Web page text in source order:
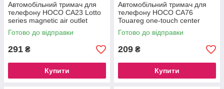
Автомобільний тримач для
телефону HOCO CA23 Lotto
series magnetic air outlet
holder black
Готово до відправки
291 ₴
Купити
Автомобільний тримач для
телефону HOCO CA76
Touareg one-touch center
console car holder (Black)
Готово до відправки
209 ₴
Купити